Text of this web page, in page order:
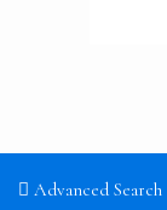
Advanced Search